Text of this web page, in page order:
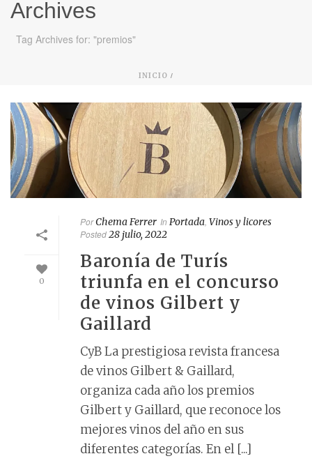
Archives
Tag Archives for: "premios"
INICIO /
0
PorChema Ferrer In Portada, Vinos y licores
Posted28 julio, 2022
Baronía de Turís
triunfa en el concurso
de vinos Gilbert y
Gaillard
CyB La prestigiosa revista francesa
de vinos Gilbert & Gaillard,
organiza cada año los premios
Gilbert y Gaillard, que reconoce los
mejores vinos del año en sus
diferentes categorías. En el [...]